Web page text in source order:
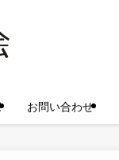
お問い合わせ